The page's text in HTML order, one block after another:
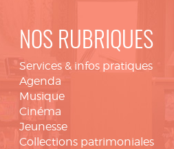
NOS RUBRIQUES
Services & infos pratiques
Agenda
Musique
Cinéma
Jeunesse
Collections patrimoniales